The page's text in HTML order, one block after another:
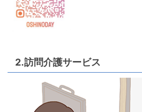
2.訪問介護サービス